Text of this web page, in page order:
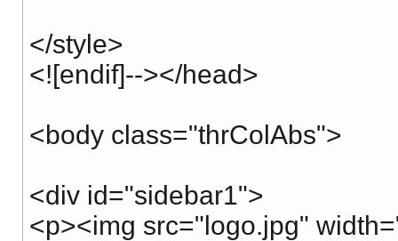
</style>
<![endif]--></head>
<body class="thrColAbs">
<div id="sidebar1">
<p><img src="logo.jpg"